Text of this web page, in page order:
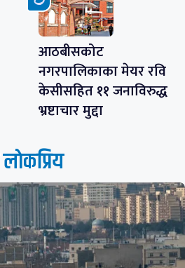
आठबीसकोट
नगरपालिकाका मेयर रवि
केसीसहित ११ जनाविरुद्ध
भ्रष्टाचार मुद्दा